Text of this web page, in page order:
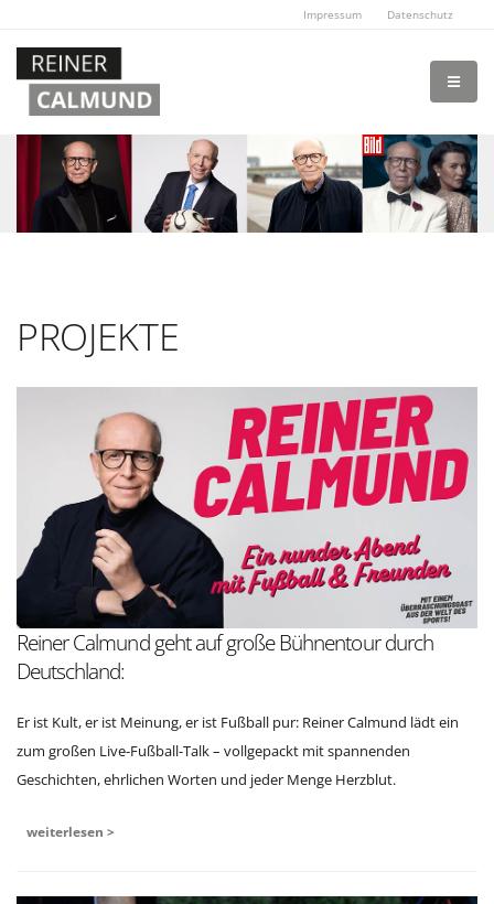
Impressum Datenschutz
PROJEKTE
Reiner Calmund geht auf große Bühnentour durch
Deutschland:
Er ist Kult, er ist Meinung, er ist Fußball pur: Reiner Calmund lädt ein
zum großen Live-Fußball-Talk – vollgepackt mit spannenden
Geschichten, ehrlichen Worten und jeder Menge Herzblut.
weiterlesen >